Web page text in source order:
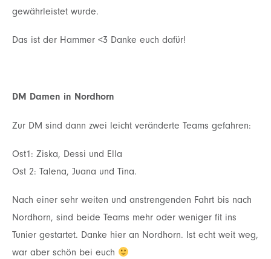
gewährleistet wurde.
Das ist der Hammer <3 Danke euch dafür!
DM Damen in Nordhorn
Zur DM sind dann zwei leicht veränderte Teams gefahren:
Ost1: Ziska, Dessi und Ella
Ost 2: Talena, Juana und Tina.
Nach einer sehr weiten und anstrengenden Fahrt bis nach
Nordhorn, sind beide Teams mehr oder weniger fit ins
Tunier gestartet. Danke hier an Nordhorn. Ist echt weit weg,
war aber schön bei euch